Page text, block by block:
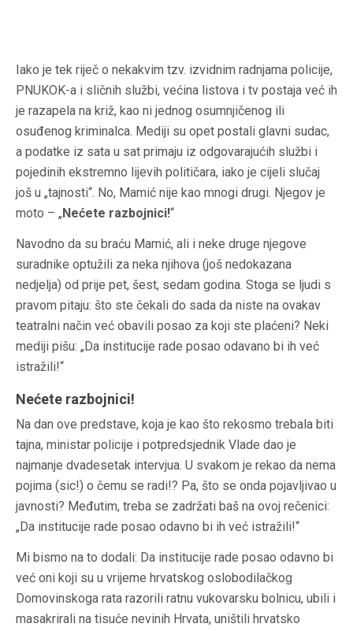
Iako je tek riječ o nekakvim tzv. izvidnim radnjama policije,
PNUKOK-a i sličnih službi, većina listova i tv postaja već ih
je razapela na križ, kao ni jednog osumnjičenog ili
osuđenog kriminalca. Mediji su opet postali glavni sudac,
a podatke iz sata u sat primaju iz odgovarajućih službi i
pojedinih ekstremno lijevih političara, iako je cijeli slučaj
još u „tajnosti“. No, Mamić nije kao mnogi drugi. Njegov je
moto – „ Nećete razbojnici!“
Navodno da su braću Mamić, ali i neke druge njegove
suradnike optužili za neka njihova (još nedokazana
nedjelja) od prije pet, šest, sedam godina. Stoga se ljudi s
pravom pitaju: što ste čekali do sada da niste na ovakav
teatralni način već obavili posao za koji ste plaćeni? Neki
mediji pišu: „Da institucije rade posao odavano bi ih već
istražili!“
Nećete razbojnici!
Na dan ove predstave, koja je kao što rekosmo trebala biti
tajna, ministar policije i potpredsjednik Vlade dao je
najmanje dvadesetak intervjua. U svakom je rekao da nema
pojima (sic!) o čemu se radi!? Pa, što se onda pojavljivao u
javnosti? Međutim, treba se zadržati baš na ovoj rečenici:
„Da institucije rade posao odavno bi ih već istražili!“
Mi bismo na to dodali: Da institucije rade posao odavno bi
već oni koji su u vrijeme hrvatskog oslobodilačkog
Domovinskoga rata razorili ratnu vukovarsku bolnicu, ubili i
masakrirali na tisuće nevinih Hrvata, uništili hrvatsko